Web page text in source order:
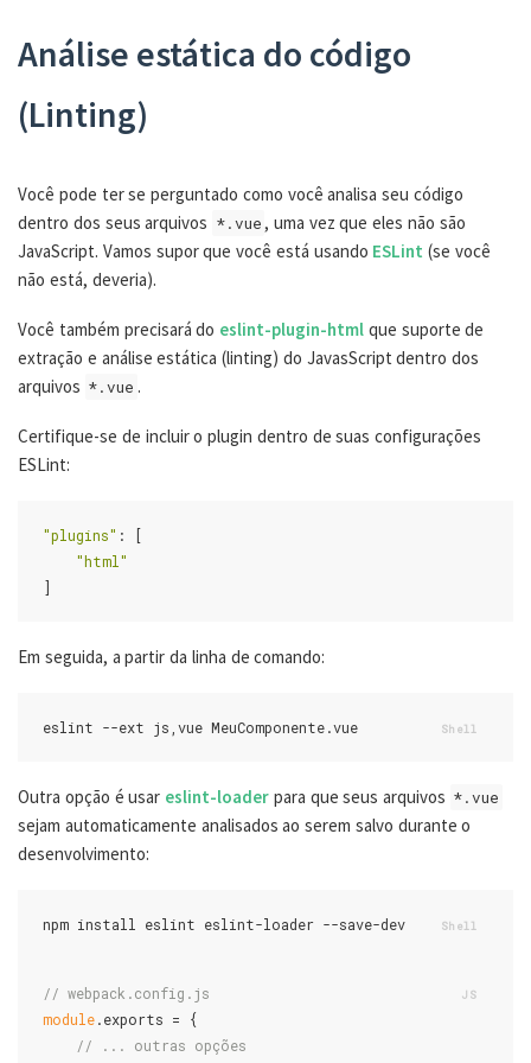
Análise estática do código
(Linting)
Você pode ter se perguntado como você analisa seu código
dentro dos seus arquivos *.vue, uma vez que eles não são
JavaScript. Vamos supor que você está usando ESLint (se você
não está, deveria).
Você também precisará do eslint-plugin-html que suporte de
extração e análise estática (linting) do JavasScript dentro dos
arquivos *.vue .
Certifique-se de incluir o plugin dentro de suas configurações
ESLint:
"plugins" : [
"html"
Em seguida, a partir da linha de comando:
Outra opção é usar eslint-loader para que seus arquivos *.vue
sejam automaticamente analisados ao serem salvo durante o
desenvolvimento:
// webpack.config.js
module.exports = {
// ... outras opções